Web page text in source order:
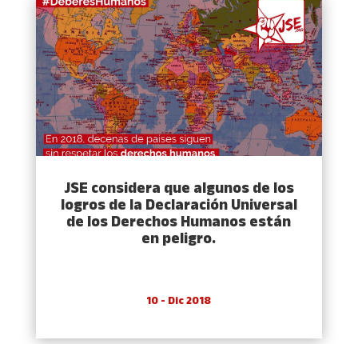
JSE considera que algunos de los
logros de la Declaración Universal
de los Derechos Humanos están
en peligro.
10 - Dic 2018